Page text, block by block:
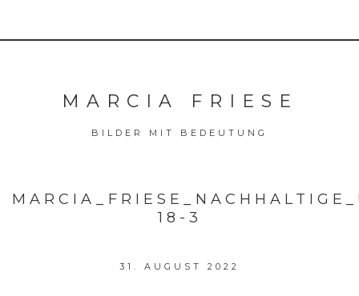
MARCIA FRIESE
BILDER MIT BEDEUTUNG
18-3
31. AUGUST 2022